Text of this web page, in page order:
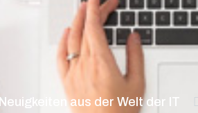
Neuigkeiten aus der Welt der IT